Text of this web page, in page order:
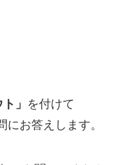
」 を付けて
お答えします。